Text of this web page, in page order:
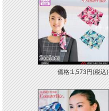
価格:1,573円(税込)